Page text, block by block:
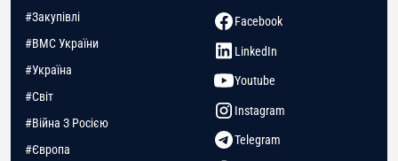
#Закупівлі
#ВМС України
#Україна
#Світ
#Війна З Росією
#Європа
Facebook
LinkedIn
Youtube
Instagram
Telegram